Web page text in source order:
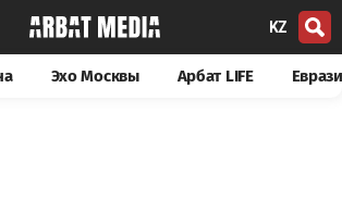
KZ
Эхо Москвы Арбат LIFE